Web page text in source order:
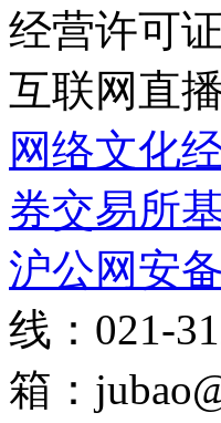
经营许可
互联网直
网络文化
券交易所
沪公网安
线：021-
箱：